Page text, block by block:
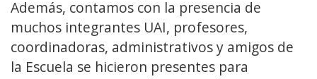
Además, contamos con la presencia de
muchos integrantes UAI, profesores,
coordinadoras, administrativos y amigos de
la Escuela se hicieron presentes para